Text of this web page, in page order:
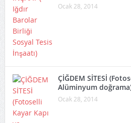
Ocak 28, 2014
ÇİĞDEM SİTESİ
Alüminyum
Ocak 28, 2014